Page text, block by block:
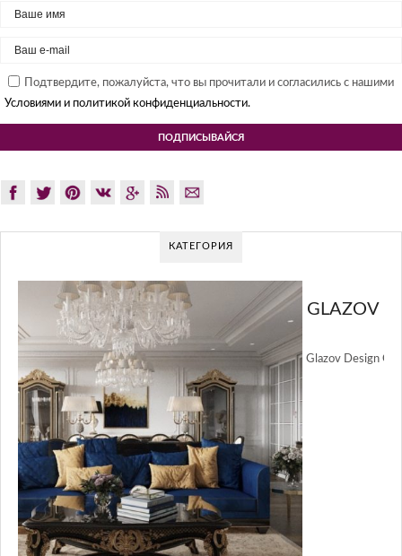
Подтвердите, пожалуйста, что вы прочитали и согласились с нашими
Условиями и политикой конфиденциальности.
КАТЕГОРИЯ